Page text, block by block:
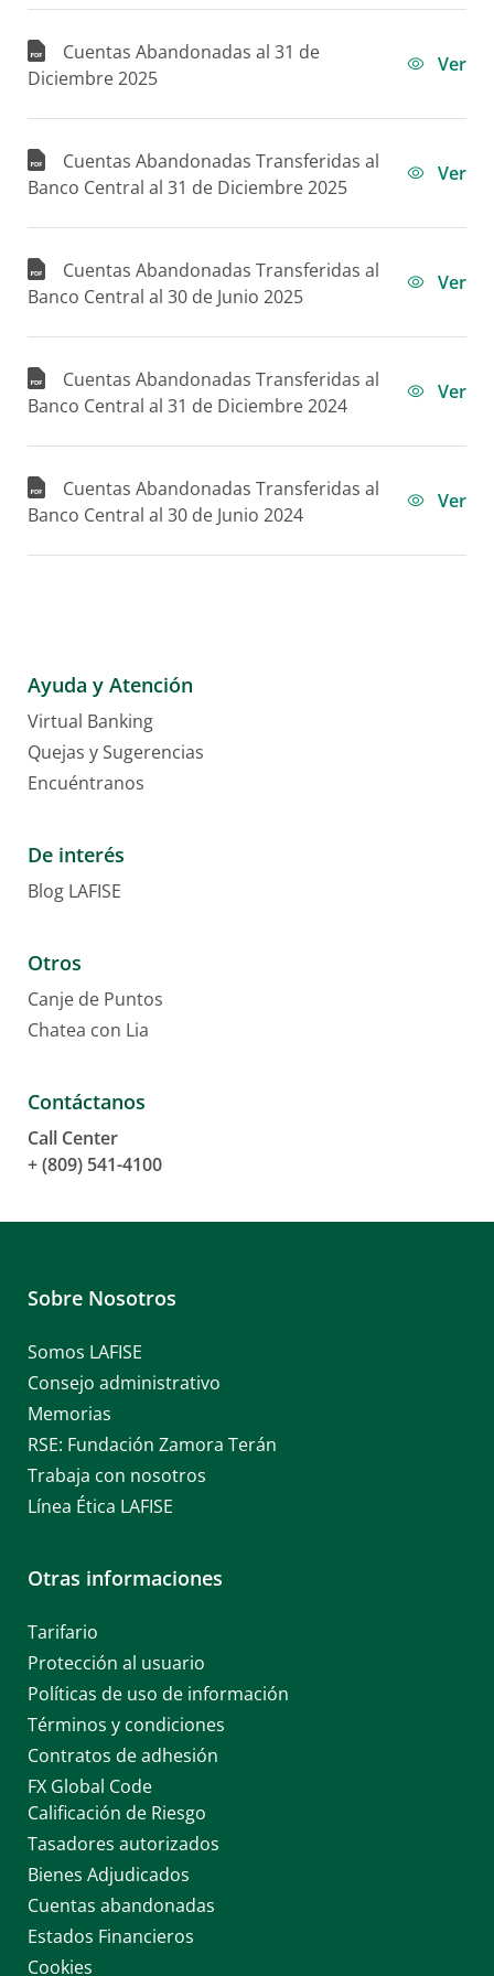
Préstamos Educativo
Canales Alternos
Subagentes Bancarios
Tarjetas
Tarjetas de Crédito
Promociones LAFISE
Remesas
Monibyte
LAFISE Connet
Acceso en Línea
LAFISE Advisor App
BlackDiamond
Préstamo con Garantía de Título de Valores
Préstamo Auto
Tarjeta Infinite Visa
Mastercard Black
Cuentas Abandonadas al 31 de
Diciembre 2025
Ver
Cuentas Abandonadas Transferidas al
Banco Central al 31 de Diciembre 2025
Ver
Cuentas Abandonadas Transferidas al
Banco Central al 30 de Junio 2025
Ver
Cuentas Abandonadas Transferidas al
Banco Central al 31 de Diciembre 2024
Ver
Cuentas Abandonadas Transferidas al
Banco Central al 30 de Junio 2024
Ver
Ayuda y Atención
Virtual Banking
Quejas y Sugerencias
Encuéntranos
De interés
Blog LAFISE
Otros
Canje de Puntos
Chatea con Lia
Contáctanos
Call Center
+ (809) 541-4100
Sobre Nosotros
Somos LAFISE
Consejo administrativo
Memorias
RSE: Fundación Zamora Terán
Trabaja con nosotros
Línea Ética LAFISE
Otras informaciones
Tarifario
Protección al usuario
Políticas de uso de información
Términos y condiciones
Contratos de adhesión
FX Global Code
Calificación de Riesgo
Tasadores autorizados
Bienes Adjudicados
Cuentas abandonadas
Estados Financieros
Cookies